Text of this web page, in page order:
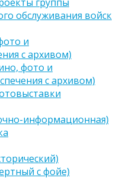
обслуживания войск
и
с архивом)
фото и
с архивом)
информационная)
с фойе)